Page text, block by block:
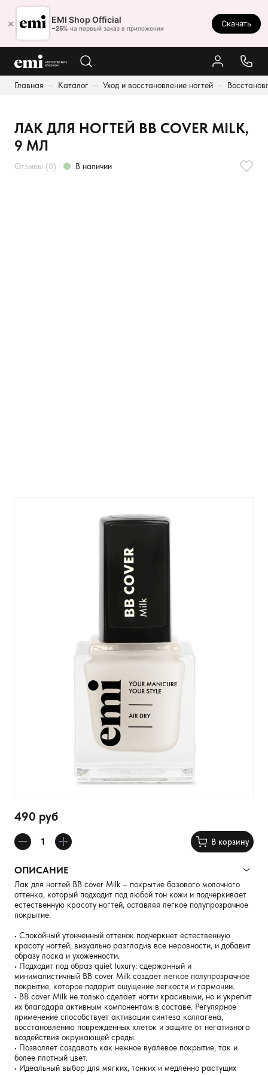
× EMI Shop Official
−25% на первый заказ в приложении
Скачать
Главная Каталог Уход и восстановление ногтей
Ростов-на-Дону
8 (800) 550-86-95
Каталог
Оплата и доставка
ЛАК ДЛЯ НОГТЕЙ BB COVER MILK,
9 МЛ
Отзывы (0) В наличии
490 руб
В корзину
ОПИСАНИЕ
Лак для ногтей BB cover Milk – покрытие базового молочного
оттенка, который подходит под любой тон кожи и подчеркивает
естественную красоту ногтей, оставляя легкое полупрозрачное
покрытие.
• Спокойный утонченный оттенок подчеркнет естественную
красоту ногтей, визуально разгладив все неровности, и добавит
образу лоска и ухоженности.
• Подходит под образ quiet luxury: сдержанный и
минималистичный BB cover Milk создает легкое полупрозрачное
покрытие, которое подарит ощущение легкости и гармонии.
• BB cover Milk не только сделает ногти красивыми, но и укрепит
их благодаря активным компонентам в составе. Регулярное
применение способствует активации синтеза коллагена,
восстановлению поврежденных клеток и защите от негативного
воздействия окружающей среды.
• Позволяет создавать как нежное вуалевое покрытие, так и
более плотный цвет.
• Идеальный выбор для мягких, тонких и медленно растущих